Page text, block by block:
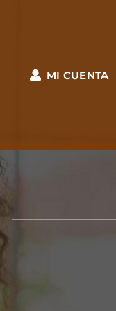
MI CUENTA